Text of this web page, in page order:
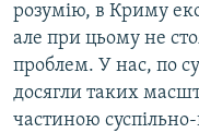
розумію, в Криму
але при цьому не
проблем. У нас, по
досягли таких
частиною